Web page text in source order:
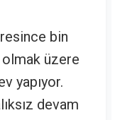
bin
olmak üzere
yapıyor.
devam